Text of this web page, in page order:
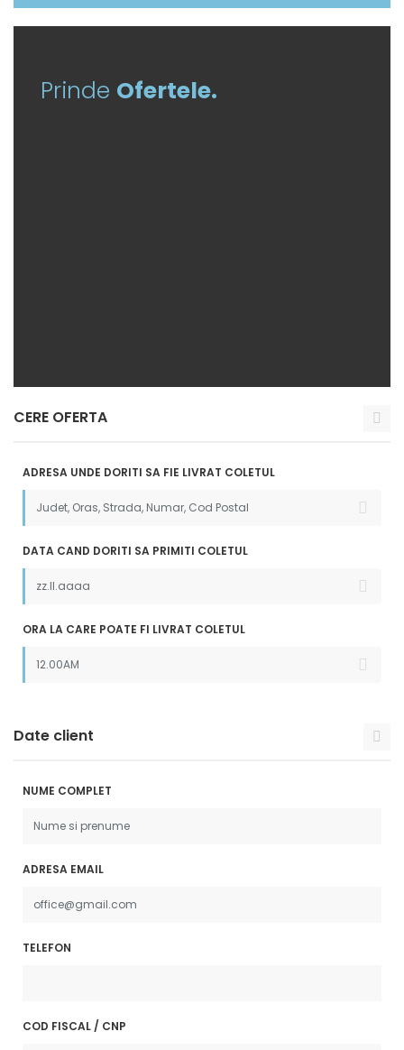
Prinde Ofertele.
CERE OFERTA
ADRESA UNDE DORITI SA FIE LIVRAT COLETUL
DATA CAND DORITI SA PRIMITI COLETUL
ORA LA CARE POATE FI LIVRAT COLETUL
Date client
NUME COMPLET
ADRESA EMAIL
TELEFON
COD FISCAL / CNP